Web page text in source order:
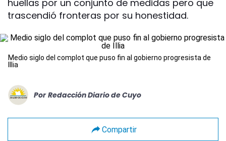
huellas por un conjunto de medidas pero que
trascendió fronteras por su honestidad.
Medio siglo del complot que puso fin al gobierno progresista de
Illia
Por Redacción Diario de Cuyo
Compartir